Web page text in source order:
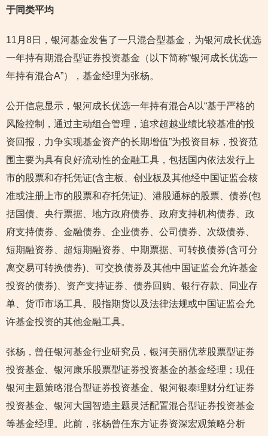
于同类平均
11月8日，银河基金发售了一只混合型基金，为银河成长优选
一年持有期混合型证券投资基金（以下简称“银河成长优选一
年持有混合A”），基金经理为张杨。
公开信息显示，银河成长优选一年持有混合A以“基于严格的
风险控制，通过主动组合管理，追求超越业绩比较基准的投
资回报，力争实现基金资产的长期增值”为投资目标，投资范
围主要为具有良好流动性的金融工具，包括国内依法发行上
市的股票和存托凭证(含主板、创业板及其他经中国证监会核
准或注册上市的股票和存托凭证)、港股通标的股票、债券(包
括国债、央行票据、地方政府债券、政府支持机构债券、政
府支持债券、金融债券、企业债券、公司债券、次级债券、
短期融资券、超短期融资券、中期票据、可转换债券(含可分
离交易可转换债券)、可交换债券及其他中国证监会允许基金
投资的债券)、资产支持证券、债券回购、银行存款、同业存
单、货币市场工具、股指期货以及法律法规或中国证监会允
许基金投资的其他金融工具。
张杨，曾任银河基金行业研究员，银河美丽优萃股票型证券
投资基金、银河康乐股票型证券投资基金的基金经理；现任
银河主题策略混合型证券投资基金、银河银泰理财分红证券
投资基金、银河大国智造主题灵活配置混合型证券投资基金
等基金经理。此前，张杨曾任东方证券资深宏观策略分析